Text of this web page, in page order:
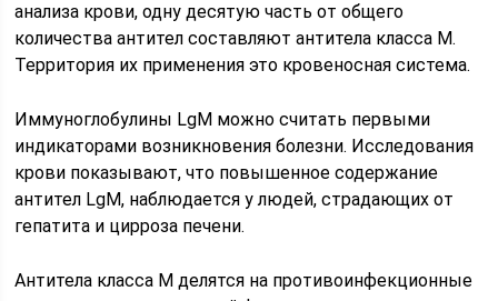
анализа крови, одну десятую часть от общего
количества антител составляют антитела класса М.
Территория их применения это кровеносная система.
Иммуноглобулины LgM можно считать первыми
индикаторами возникновения болезни. Исследования
крови показывают, что повышенное содержание
антител LgM, наблюдается у людей, страдающих от
гепатита и цирроза печени.
Антитела класса М делятся на противоинфекционные